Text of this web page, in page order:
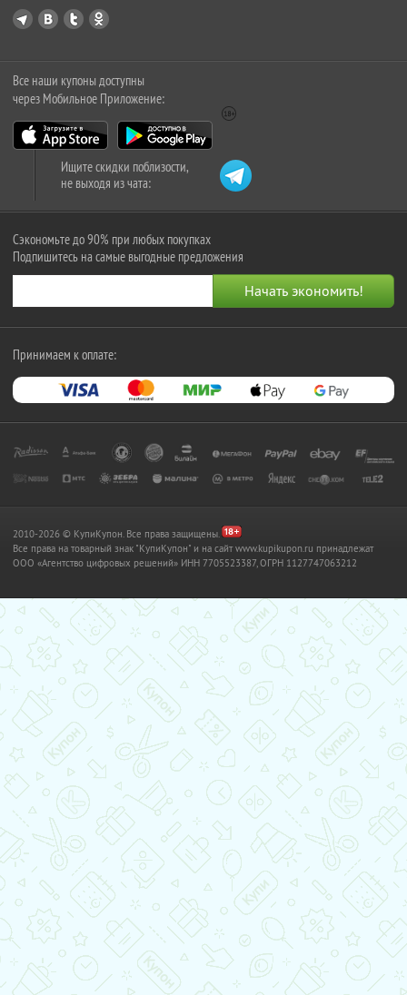
Все наши купоны доступны
через Мобильное Приложение:
Ищите скидки поблизости,
не выходя из чата:
Сэкономьте до 90% при любых покупках
Подпишитесь на самые выгодные предложения
Принимаем к оплате:
2010-2026 © КупиКупон. Все права защищены.
Все права на товарный знак "КупиКупон" и на сайт www.kupikupon.ru принадлежат
OOO «Агентство цифровых решений» ИНН 7705523387, ОГРН 1127747063212